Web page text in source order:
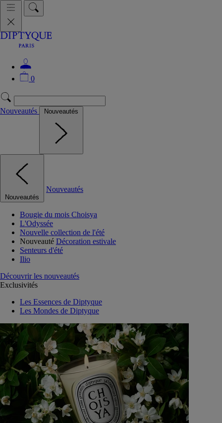
0
Nouveautés Nouveautés
Nouveautés
Nouveautés
Bougie du mois Choisya
L'Odyssée
Nouvelle collection de l'été
Nouveauté Décoration estivale
Senteurs d'été
Ilio
Découvrir les nouveautés
Exclusivités
Les Essences de Diptyque
Les Mondes de Diptyque